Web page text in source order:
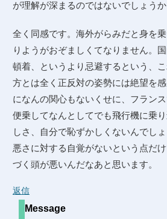
が理解が深まるのではないでしょうか
全く同感です。海外がらみだと身を
りようがおぞましくてなりません。
頓着、というより忌避するという、
方とは全く正反対の姿勢には絶望を
になんの関心もないくせに、フラン
便乗してなんとしてでも飛行機に乗
しさ、自分で恥ずかしくないんでし
悪さに対する自覚がないという点だ
づく頭が悪いんだなあと思います。
返信
Message